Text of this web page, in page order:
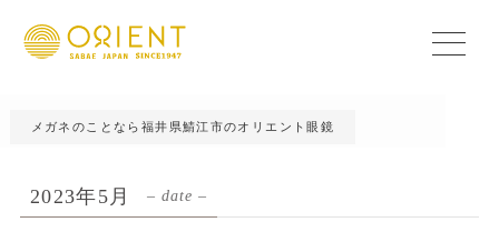
メガネのことなら福井県鯖江市のオリエント眼鏡
2023年5月 – date –